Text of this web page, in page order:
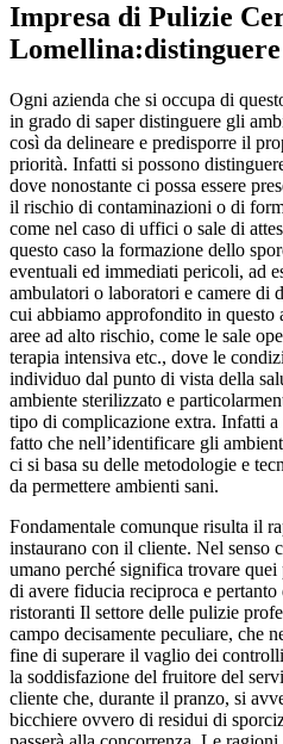
Impresa di Pulizie
Lomellina
Ogni azienda che si occupa di
in grado di saper distinguere gli
così da delineare e predisporre il
priorità. Infatti si possono
dove nonostante ci possa essere
il rischio di contaminazioni o di
come nel caso di uffici o sale di
questo caso la formazione dello
eventuali ed immediati pericoli, ad
ambulatori o laboratori e camere di
cui abbiamo approfondito in
aree ad alto rischio, come le sale
terapia intensiva etc., dove le
individuo dal punto di vista della
ambiente sterilizzato e
tipo di complicazione extra. Infatti
fatto che nell’identificare gli
ci si basa su delle metodologie e
da permettere ambienti sani.
Fondamentale comunque risulta il
instaurano con il cliente. Nel senso
umano perché significa trovare
di avere fiducia reciproca e
ristoranti Il settore delle pulizie
campo decisamente peculiare, che
fine di superare il vaglio dei
la soddisfazione del fruitore del
cliente che, durante il pranzo, si
bicchiere ovvero di residui di